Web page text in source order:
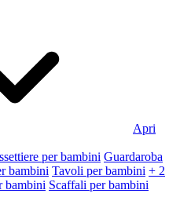
Apri
per bambini Guardaroba
bambini Tavoli per bambini + 2
bambini Scaffali per bambini